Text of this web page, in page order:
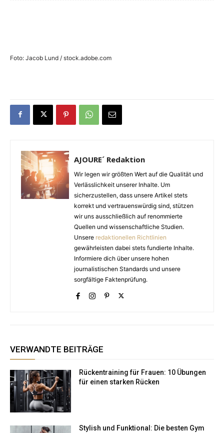
Foto: Jacob Lund / stock.adobe.com
AJOURE´ Redaktion
Wir legen wir größten Wert auf die Qualität und
Verlässlichkeit unserer Inhalte. Um
sicherzustellen, dass unsere Artikel stets
korrekt und vertrauenswürdig sind, stützen
wir uns ausschließlich auf renommierte
Quellen und wissenschaftliche Studien.
Unsere redaktionellen Richtlinien
gewährleisten dabei stets fundierte Inhalte.
Informiere dich über unsere hohen
journalistischen Standards und unsere
sorgfältige Faktenprüfung.
VERWANDTE BEITRÄGE
Rückentraining für Frauen: 10 Übungen
für einen starken Rücken
Stylish und Funktional: Die besten Gym